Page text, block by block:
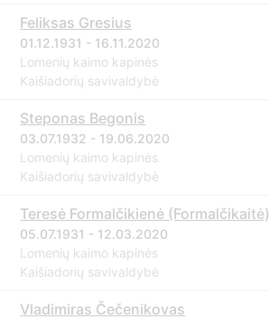
Feliksas Gresius
01.12.1931 - 16.11.2020
Lomenių kaimo kapinės
Kaišiadorių savivaldybė
Steponas Begonis
03.07.1932 - 19.06.2020
Lomenių kaimo kapinės
Kaišiadorių savivaldybė
Teresė Formalčikienė (Formalčikaitė)
05.07.1931 - 12.03.2020
Lomenių kaimo kapinės
Kaišiadorių savivaldybė
Vladimiras Čečenikovas